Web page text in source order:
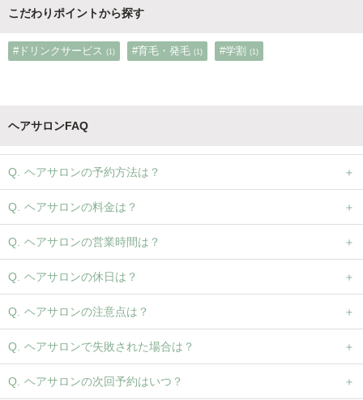
こだわりポイントから探す
#ドリンクサービス (1) #育毛・発毛 (1) #学割 (1)
ヘアサロンFAQ
ヘアサロンの予約方法は？
ヘアサロンの料金は？
ヘアサロンの営業時間は？
ヘアサロンの休日は？
ヘアサロンの注意点は？
ヘアサロンで失敗された場合は？
ヘアサロンの次回予約はいつ？